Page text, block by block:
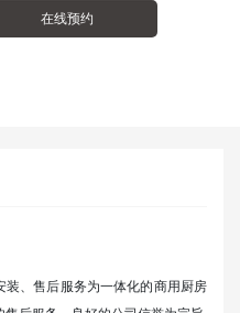
在线预约
装、售后服务为一体化的商用厨房